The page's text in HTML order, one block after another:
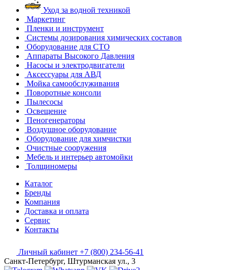
Уход за водной техникой
Маркетинг
Пленки и инструмент
Системы дозирования химических составов
Оборудование для СТО
Аппараты Высокого Давления
Насосы и электродвигатели
Аксессуары для АВД
Мойка самообслуживания
Поворотные консоли
Пылесосы
Освещение
Пеногенераторы
Воздушное оборудование
Оборудование для химчистки
Очистные сооружения
Мебель и интерьер автомойки
Толщиномеры
Каталог
Бренды
Компания
Доставка и оплата
Сервис
Контакты
Личный кабинет +7 (800) 234-56-41
Санкт-Петербург, Штурманская ул., 3